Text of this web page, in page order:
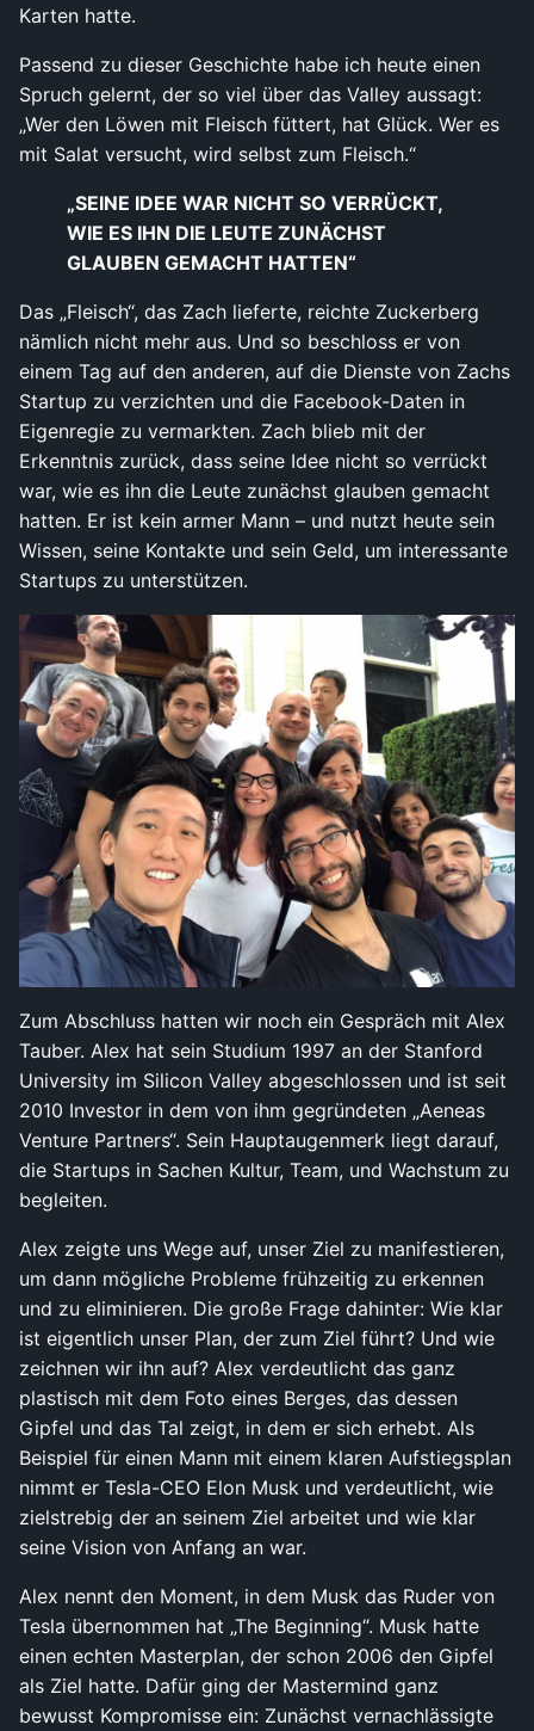
Karten hatte.
Passend zu dieser Geschichte habe ich heute einen
Spruch gelernt, der so viel über das Valley aussagt:
„Wer den Löwen mit Fleisch füttert, hat Glück. Wer es
mit Salat versucht, wird selbst zum Fleisch.“
„SEINE IDEE WAR NICHT SO VERRÜCKT,
WIE ES IHN DIE LEUTE ZUNÄCHST
GLAUBEN GEMACHT HATTEN“
Das „Fleisch“, das Zach lieferte, reichte Zuckerberg
nämlich nicht mehr aus. Und so beschloss er von
einem Tag auf den anderen, auf die Dienste von Zachs
Startup zu verzichten und die Facebook-Daten in
Eigenregie zu vermarkten. Zach blieb mit der
Erkenntnis zurück, dass seine Idee nicht so verrückt
war, wie es ihn die Leute zunächst glauben gemacht
hatten. Er ist kein armer Mann – und nutzt heute sein
Wissen, seine Kontakte und sein Geld, um interessante
Startups zu unterstützen.
Zum Abschluss hatten wir noch ein Gespräch mit Alex
Tauber. Alex hat sein Studium 1997 an der Stanford
University im Silicon Valley abgeschlossen und ist seit
2010 Investor in dem von ihm gegründeten „Aeneas
Venture Partners“. Sein Hauptaugenmerk liegt darauf,
die Startups in Sachen Kultur, Team, und Wachstum zu
begleiten.
Alex zeigte uns Wege auf, unser Ziel zu manifestieren,
um dann mögliche Probleme frühzeitig zu erkennen
und zu eliminieren. Die große Frage dahinter: Wie klar
ist eigentlich unser Plan, der zum Ziel führt? Und wie
zeichnen wir ihn auf? Alex verdeutlicht das ganz
plastisch mit dem Foto eines Berges, das dessen
Gipfel und das Tal zeigt, in dem er sich erhebt. Als
Beispiel für einen Mann mit einem klaren Aufstiegsplan
nimmt er Tesla-CEO Elon Musk und verdeutlicht, wie
zielstrebig der an seinem Ziel arbeitet und wie klar
seine Vision von Anfang an war.
Alex nennt den Moment, in dem Musk das Ruder von
Tesla übernommen hat „The Beginning“. Musk hatte
einen echten Masterplan, der schon 2006 den Gipfel
als Ziel hatte. Dafür ging der Mastermind ganz
bewusst Kompromisse ein: Zunächst vernachlässigte